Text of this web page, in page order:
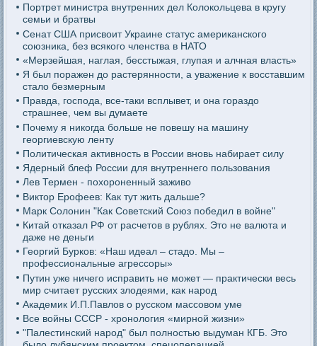
Портрет министра внутренних дел Колокольцева в кругу
семьи и братвы
Сенат США присвоит Украине статус американского
союзника, без всякого членства в НАТО
«Мерзейшая, наглая, бесстыжая, глупая и алчная власть»
Я был поражен до растерянности, а уважение к восставшим
стало безмерным
Правда, господа, все-таки всплывет, и она гораздо
страшнее, чем вы думаете
Почему я никогда больше не повешу на машину
георгиевскую ленту
Политическая активность в России вновь набирает силу
Ядерный блеф России для внутреннего пользования
Лев Термен - похороненный заживо
Виктор Ерофеев: Как тут жить дальше?
Марк Солонин "Как Советский Союз победил в войне"
Китай отказал РФ от расчетов в рублях. Это не валюта и
даже не деньги
Георгий Бурков: «Наш идеал – стадо. Мы –
профессиональные агрессоры»
Путин уже ничего исправить не может — практически весь
мир считает русских злодеями, как народ
Академик И.П.Павлов о русском массовом уме
Все войны СССР - хронология «мирной жизни»
"Палестинский народ" был полностью выдуман КГБ. Это